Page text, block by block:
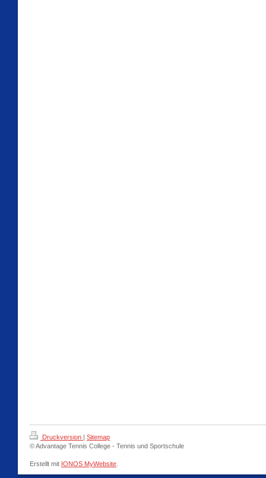
Druckversion | Sitemap
© Advantage Tennis College - Tennis und Sportschule
Erstellt mit IONOS MyWebsite